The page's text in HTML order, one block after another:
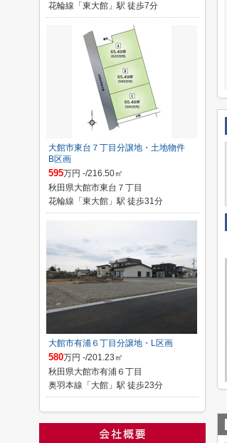
花輪線「東大館」駅 徒歩7分
大館市東台７丁目分譲地・土地物件
B区画
595万円 -/216.50㎡
秋田県大館市東台７丁目
花輪線「東大館」駅 徒歩31分
大館市有浦６丁目分譲地・L区画
580万円 -/201.23㎡
秋田県大館市有浦６丁目
奥羽本線「大館」駅 徒歩23分